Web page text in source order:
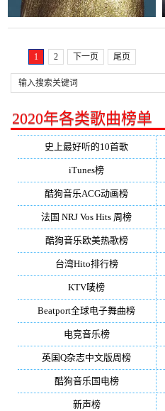
1 2 下一页 尾页
2020年各类歌曲榜单
史上最好听的10首歌
iTunes榜
酷狗音乐ACG动画榜
法国 NRJ Vos Hits 周榜
酷狗音乐欧美热歌榜
台湾Hito排行榜
KTV唛榜
Beatport全球电子舞曲榜
电竞音乐榜
英国Q杂志中文版周榜
酷狗音乐国电榜
新声榜